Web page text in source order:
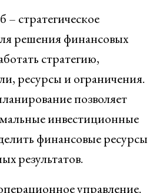
– стратегическое
решения финансовых
стратегию,
ресурсы и ограничения.
позволяет
инвестиционные
финансовые ресурсы
результатов.
управление.